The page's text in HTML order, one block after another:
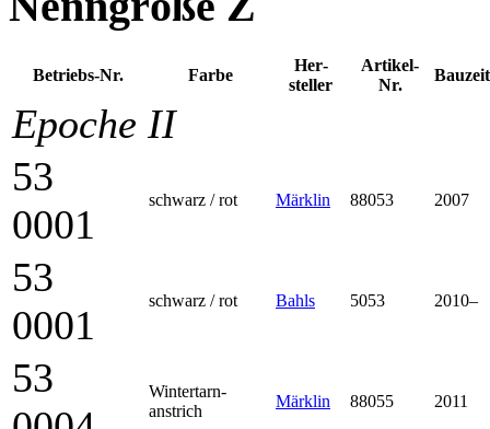
Betriebs-Nr. Farbe
Her­
steller
Artikel-
Nr.
Bauzeit
Epoche II
53
0001
schwarz / rot Märklin 88053 2007
53
0001
schwarz / rot Bahls 5053 2010–
53
Winter­tarn­
anstrich
Märklin 88055 2011